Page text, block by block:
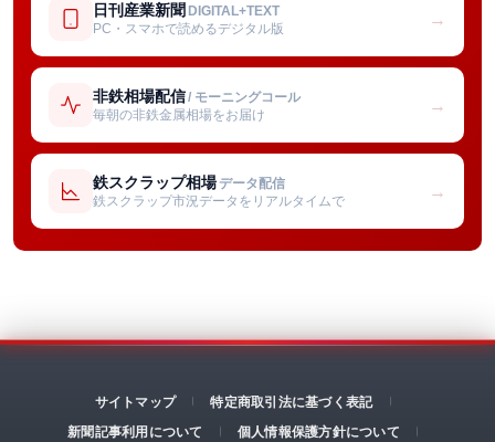
日刊産業新聞 DIGITAL+TEXT
PC・スマホで読めるデジタル版
→
非鉄相場配信/ モーニングコール
毎朝の非鉄金属相場をお届け
→
鉄スクラップ相場 データ配信
鉄スクラップ市況データをリアルタイムで
→
サイトマップ
特定商取引法に基づく表記
新聞記事利用について
個人情報保護方針について